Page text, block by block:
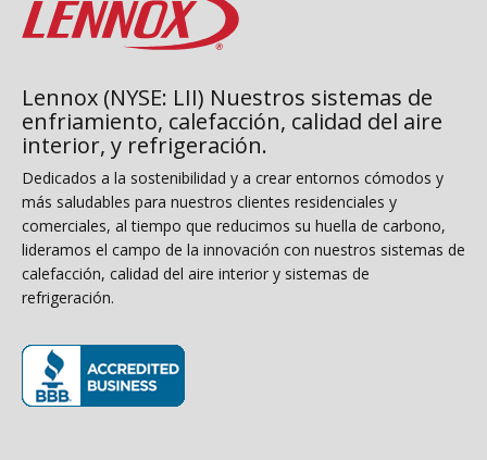
Lennox (NYSE: LII) Nuestros sistemas de
enfriamiento, calefacción, calidad del aire
interior, y refrigeración.
Dedicados a la sostenibilidad y a crear entornos cómodos y
más saludables para nuestros clientes residenciales y
comerciales, al tiempo que reducimos su huella de carbono,
lideramos el campo de la innovación con nuestros sistemas de
calefacción, calidad del aire interior y sistemas de
refrigeración.